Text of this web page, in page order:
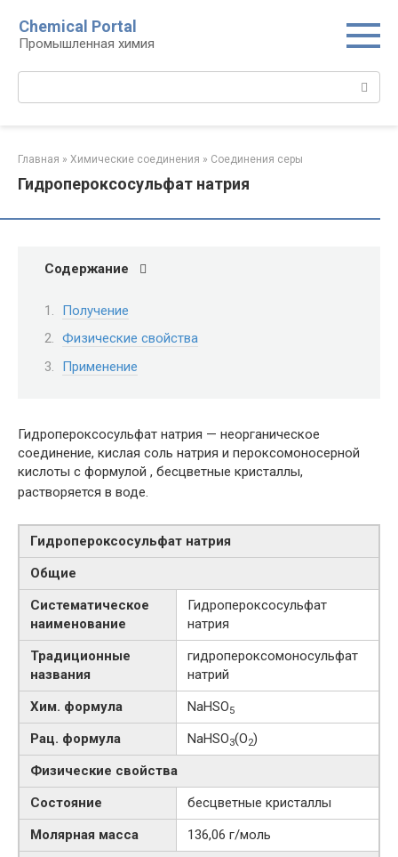
контенту
Chemical Portal
Промышленная химия
Главная » Химические соединения » Соединения серы‎
Гидропероксосульфат натрия
Содержание
Получение
Физические свойства
Применение
Гидропероксосульфат натрия — неорганическое
соединение, кислая соль натрия и пероксомоносерной
кислоты с формулой , бесцветные кристаллы,
растворяется в воде.
Гидропероксосульфат натрия
Общие
Систематическое
наименование
Гидропероксосульфат
натрия
Традиционные
названия
гидропероксомоносульфат
натрий
Хим. формула
NaHSO5
Рац. формула NaHSO3(O2)
Физические свойства
Состояние
бесцветные кристаллы
Молярная масса
136,06 г/моль